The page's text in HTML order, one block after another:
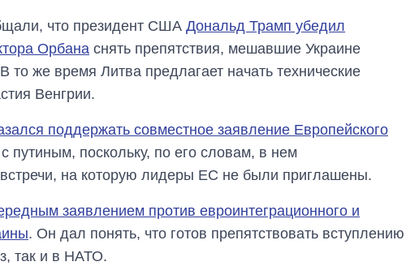
что президент США Дональд Трамп убедил
Орбана снять препятствия, мешавшие Украине
то же время Литва предлагает начать технические
Венгрии.
поддержать совместное заявление Европейского
путиным, поскольку, по его словам, в нем
на которую лидеры ЕС не были приглашены.
заявлением против евроинтеграционного и
. Он дал понять, что готов препятствовать вступлению
так и в НАТО.
Как выросли
на начало августа